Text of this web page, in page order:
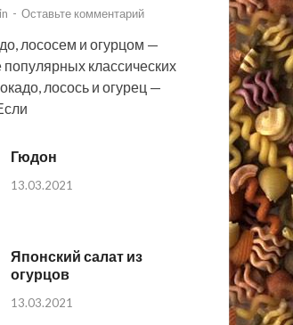
- Оставьте комментарий
лососем и огурцом —
классических
лосось и огурец —
Гюдон
13.03.2021
Японский салат из
огурцов
13.03.2021